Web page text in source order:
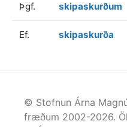
Þgf. skipaskurðum
Ef. skipaskurða
© Stofnun Árna
fræðum 2002-2026.